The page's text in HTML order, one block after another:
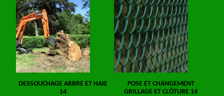
DESSOUCHAGE ARBRE ET HAIE
14
POSE ET CHANGEMENT
GRILLAGE ET CLÔTURE 14